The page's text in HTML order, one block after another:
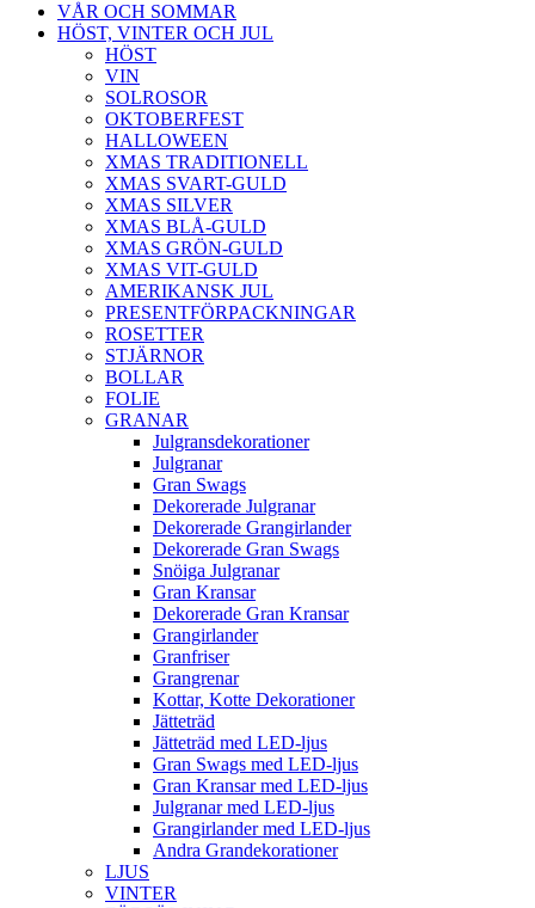
VÅR OCH SOMMAR
HÖST, VINTER OCH JUL
HÖST
VIN
SOLROSOR
OKTOBERFEST
HALLOWEEN
XMAS TRADITIONELL
XMAS SVART-GULD
XMAS SILVER
XMAS BLÅ-GULD
XMAS GRÖN-GULD
XMAS VIT-GULD
AMERIKANSK JUL
PRESENTFÖRPACKNINGAR
ROSETTER
STJÄRNOR
BOLLAR
FOLIE
GRANAR
Julgransdekorationer
Julgranar
Gran Swags
Dekorerade Julgranar
Dekorerade Grangirlander
Dekorerade Gran Swags
Snöiga Julgranar
Gran Kransar
Dekorerade Gran Kransar
Grangirlander
Granfriser
Grangrenar
Kottar, Kotte Dekorationer
Jätteträd
Jätteträd med LED-ljus
Gran Swags med LED-ljus
Gran Kransar med LED-ljus
Julgranar med LED-ljus
Grangirlander med LED-ljus
Andra Grandekorationer
LJUS
VINTER